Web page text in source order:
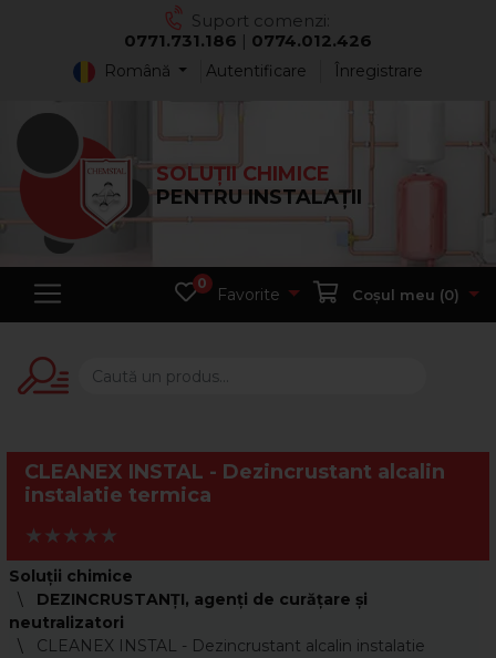
Suport comenzi:
0771.731.186 | 0774.012.426
Română Autentificare Înregistrare
SOLUȚII CHIMICE
PENTRU INSTALAȚII
0
Favorite Coșul meu (0)
CLEANEX INSTAL - Dezincrustant alcalin
instalatie termica
Soluții chimice
DEZINCRUSTANŢI, agenţi de curăţare şi
neutralizatori
CLEANEX INSTAL - Dezincrustant alcalin instalatie